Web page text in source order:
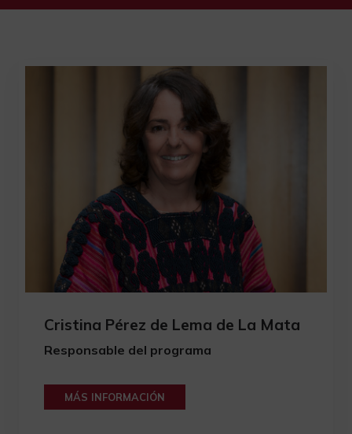
Cristina Pérez de Lema de La Mata
Responsable del programa
MÁS INFORMACIÓN